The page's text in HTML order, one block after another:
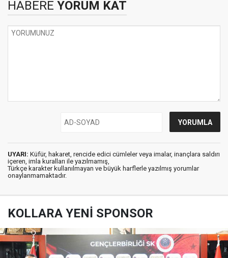
HABERE YORUM KAT
UYARI: Küfür, hakaret, rencide edici cümleler veya imalar, inançlara saldırı
içeren, imla kuralları ile yazılmamış,
Türkçe karakter kullanılmayan ve büyük harflerle yazılmış yorumlar
onaylanmamaktadır.
KOLLARA YENİ SPONSOR